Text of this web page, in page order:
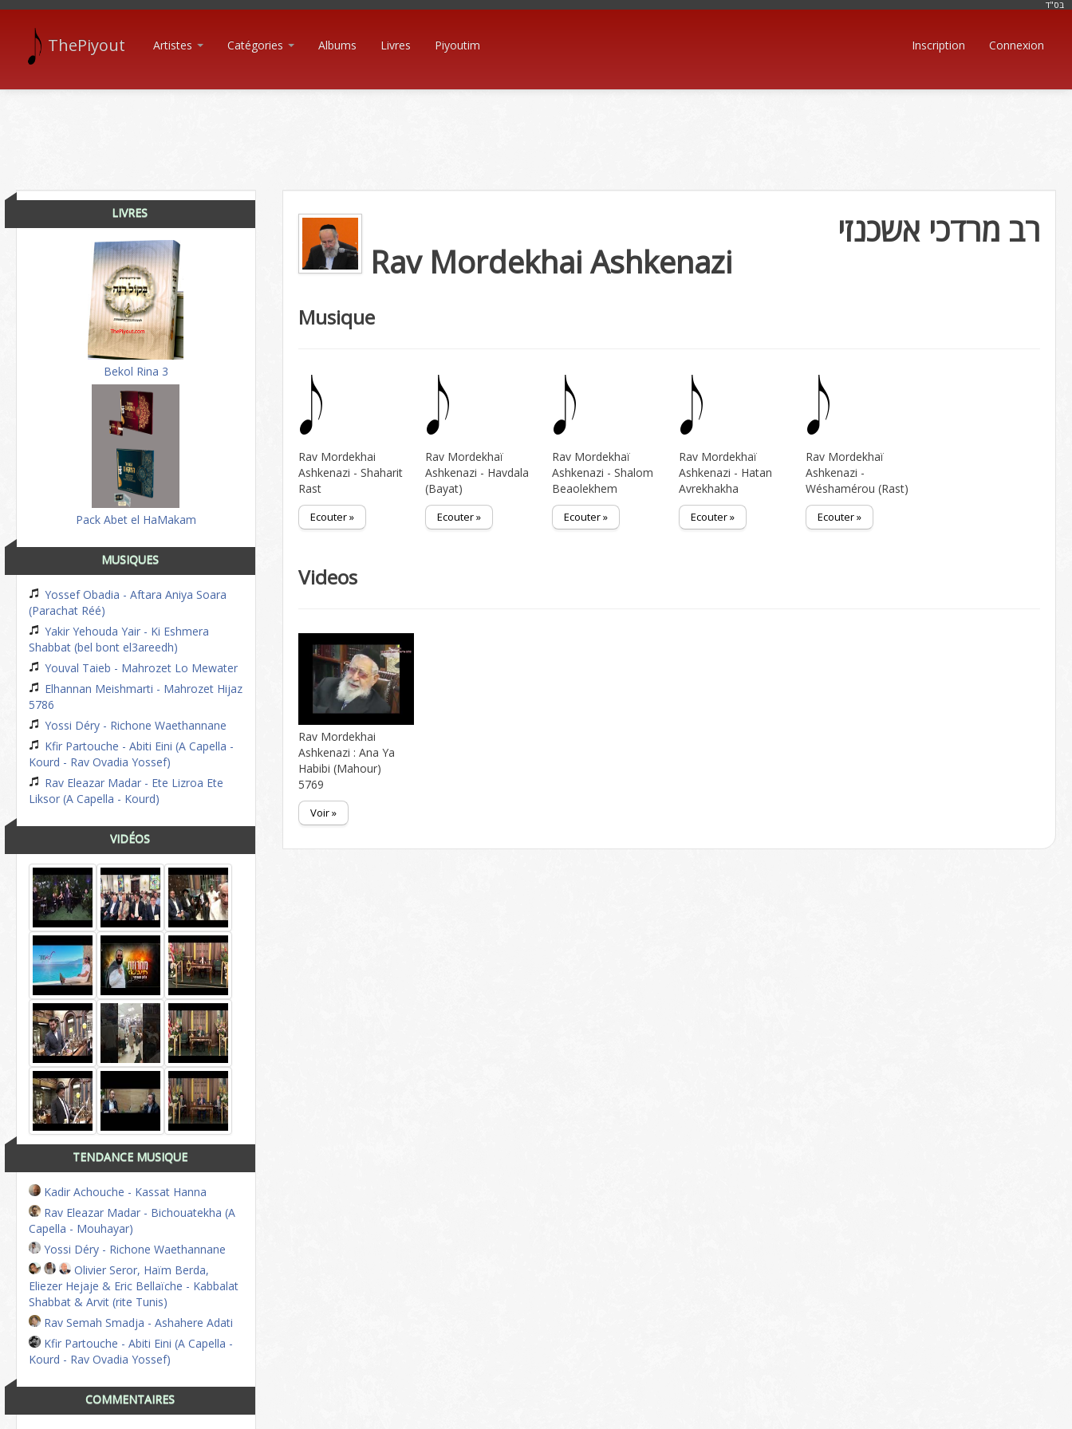
בּס"ד
ThePiyout Artistes Catégories Albums Livres Piyoutim Inscription Connexion
LIVRES
Bekol Rina 3
Pack Abet el HaMakam
MUSIQUES
Yossef Obadia - Aftara Aniya Soara
(Parachat Réé)
Yakir Yehouda Yair - Ki Eshmera
Shabbat (bel bont el3areedh)
Youval Taieb - Mahrozet Lo Mewater
Elhannan Meishmarti - Mahrozet Hijaz
5786
Yossi Déry - Richone Waethannane
Kfir Partouche - Abiti Eini (A Capella -
Kourd - Rav Ovadia Yossef)
Rav Eleazar Madar - Ete Lizroa Ete
Liksor (A Capella - Kourd)
VIDÉOS
TENDANCE MUSIQUE
Kadir Achouche - Kassat Hanna
Rav Eleazar Madar - Bichouatekha (A
Capella - Mouhayar)
Yossi Déry - Richone Waethannane
Olivier Seror, Haïm Berda,
Eliezer Hejaje & Eric Bellaïche - Kabbalat
Shabbat & Arvit (rite Tunis)
Rav Semah Smadja - Ashahere Adati
Kfir Partouche - Abiti Eini (A Capella -
Kourd - Rav Ovadia Yossef)
COMMENTAIRES
Rav Mordekhai Ashkenazi
רב מרדכי אשכנזי
Musique
Rav Mordekhai
Ashkenazi - Shaharit
Rast
Ecouter »
Rav Mordekhaï
Ashkenazi - Havdala
(Bayat)
Ecouter »
Rav Mordekhaï
Ashkenazi - Shalom
Beaolekhem
Ecouter »
Rav Mordekhaï
Ashkenazi - Hatan
Avrekhakha
Ecouter »
Rav Mordekhaï
Ashkenazi -
Wéshamérou (Rast)
Ecouter »
Videos
Rav Mordekhai
Ashkenazi : Ana Ya
Habibi (Mahour)
5769
Voir »